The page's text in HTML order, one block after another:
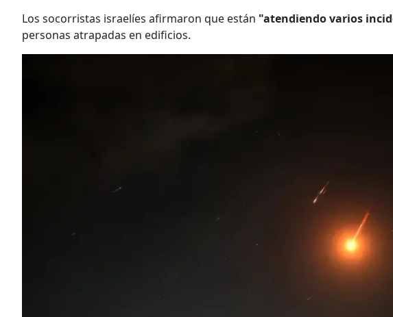
Los socorristas israelíes afirmaron que están "atendiendo varios
personas atrapadas en edificios.